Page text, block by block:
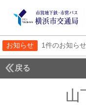
お知らせ 1件のお知ら
戻る
山